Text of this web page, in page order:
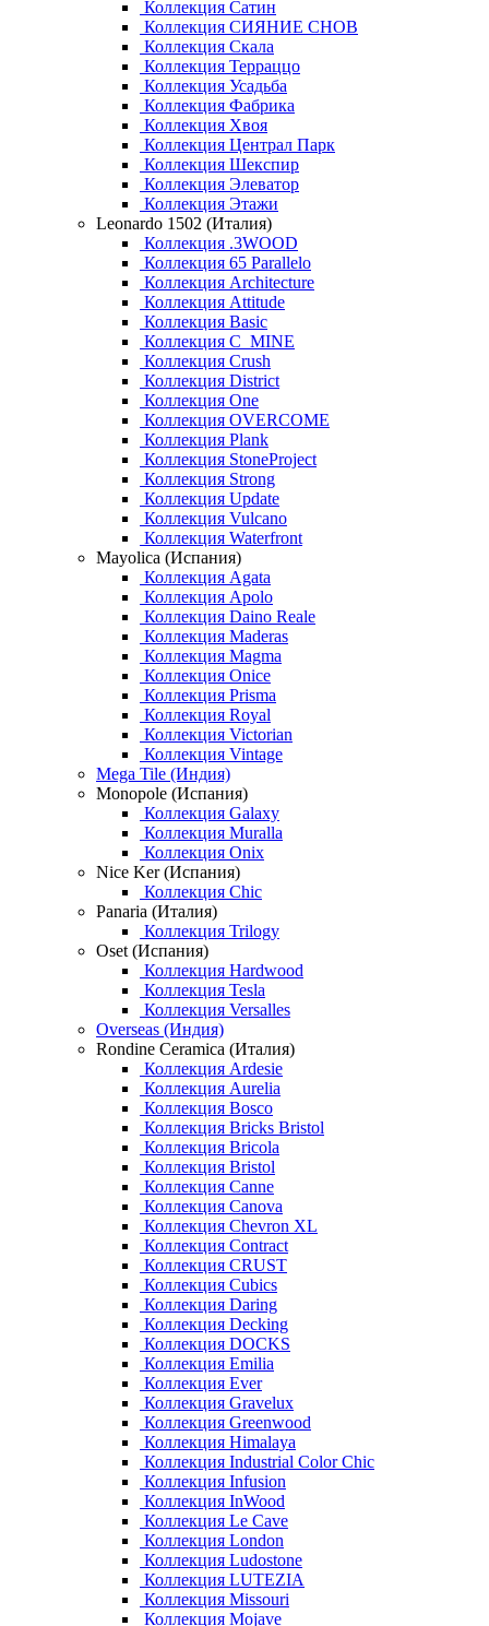
Коллекция Сатин
Коллекция СИЯНИЕ СНОВ
Коллекция Скала
Коллекция Терраццо
Коллекция Усадьба
Коллекция Фабрика
Коллекция Хвоя
Коллекция Централ Парк
Коллекция Шекспир
Коллекция Элеватор
Коллекция Этажи
Leonardo 1502 (Италия)
Коллекция .3WOOD
Коллекция 65 Parallelo
Коллекция Architecture
Коллекция Attitude
Коллекция Basic
Коллекция C_MINE
Коллекция Crush
Коллекция District
Коллекция One
Коллекция OVERCOME
Коллекция Plank
Коллекция StoneProject
Коллекция Strong
Коллекция Update
Коллекция Vulcano
Коллекция Waterfront
Mayolica (Испания)
Коллекция Agata
Коллекция Apolo
Коллекция Daino Reale
Коллекция Maderas
Коллекция Magma
Коллекция Onice
Коллекция Prisma
Коллекция Royal
Коллекция Victorian
Коллекция Vintage
Mega Tile (Индия)
Monopole (Испания)
Коллекция Galaxy
Коллекция Muralla
Коллекция Onix
Nice Ker (Испания)
Коллекция Chic
Panaria (Италия)
Коллекция Trilogy
Oset (Испания)
Коллекция Hardwood
Коллекция Tesla
Коллекция Versalles
Overseas (Индия)
Rondine Ceramica (Италия)
Коллекция Ardesie
Коллекция Aurelia
Коллекция Bosco
Коллекция Bricks Bristol
Коллекция Bricola
Коллекция Bristol
Коллекция Canne
Коллекция Canova
Коллекция Chevron XL
Коллекция Contract
Коллекция CRUST
Коллекция Cubics
Коллекция Daring
Коллекция Decking
Коллекция DOCKS
Коллекция Emilia
Коллекция Ever
Коллекция Gravelux
Коллекция Greenwood
Коллекция Himalaya
Коллекция Industrial Color Chic
Коллекция Infusion
Коллекция InWood
Коллекция Le Cave
Коллекция London
Коллекция Ludostone
Коллекция LUTEZIA
Коллекция Missouri
Коллекция Mojave